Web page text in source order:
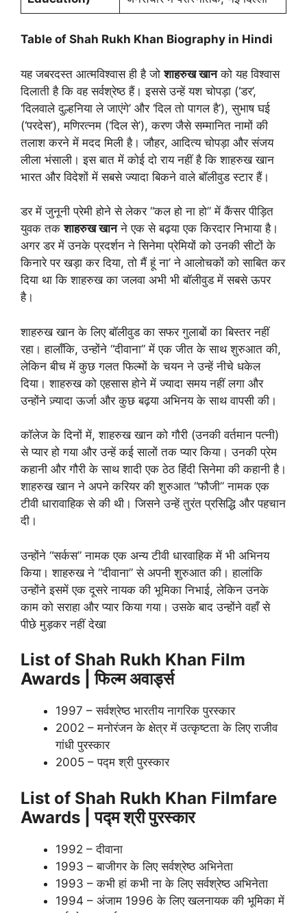
Table of Shah Rukh Khan Biography in Hindi
यह जबरदस्त आत्मविश्वास ही है जोशाहरुख खानको यह विश्वास
दिलाती है कि वह सर्वश्रेष्ठ हैं। इससे उन्हें यश चोपड़ा (‘डर’,
‘दिलवाले दुल्हनिया ले जाएंगे’ और ‘दिल तो पागल है’), सुभाष घई
(‘परदेस’), मणिरत्नम (‘दिल से’), करण जैसे सम्मानित नामों की
तलाश करने में मदद मिली है। जौहर, आदित्य चोपड़ा और संजय
लीला भंसाली। इस बात में कोई दो राय नहीं है कि शाहरुख खान
भारत और विदेशों में सबसे ज्यादा बिकने वाले बॉलीवुड स्टार हैं।
डर में जुनूनी प्रेमी होने से लेकर “कल हो ना हो” में कैंसर पीड़ित
युवक तकशाहरुख खानने एक से बढ़या एक किरदार निभाया है।
अगर डर में उनके प्रदर्शन ने सिनेमा प्रेमियों को उनकी सीटों के
किनारे पर खड़ा कर दिया, तो मैं हूं ना’ ने आलोचकों को साबित कर
दिया था कि शाहरुख का जलवा अभी भी बॉलीवुड में सबसे ऊपर
है।
शाहरुख खान के लिए बॉलीवुड का सफर गुलाबों का बिस्तर नहीं
रहा। हालाँकि, उन्होंने “दीवाना” में एक जीत के साथ शुरुआत की,
लेकिन बीच में कुछ गलत फिल्मों के चयन ने उन्हें नीचे धकेल
दिया। शाहरुख को एहसास होने में ज्यादा समय नहीं लगा और
उन्होंने ज़्यादा ऊर्जा और कुछ बढ़या अभिनय के साथ वापसी की।
कॉलेज के दिनों में, शाहरुख खान को गौरी (उनकी वर्तमान पत्नी)
से प्यार हो गया और उन्हें कई सालों तक प्यार किया। उनकी प्रेम
कहानी और गौरी के साथ शादी एक ठेठ हिंदी सिनेमा की कहानी है।
शाहरुख खान ने अपने करियर की शुरुआत “फौजी” नामक एक
टीवी धारावाहिक से की थी। जिसने उन्हें तुरंत प्रसिद्धि और पहचान
दी।
उन्होंने “सर्कस” नामक एक अन्य टीवी धारवाहिक में भी अभिनय
किया। शाहरुख ने “दीवाना” से अपनी शुरुआत की। हालांकि
उन्होंने इसमें एक दूसरे नायक की भूमिका निभाई, लेकिन उनके
काम को सराहा और प्यार किया गया। उसके बाद उन्होंने वहाँ से
पीछे मुड़कर नहीं देखा
List of Shah Rukh Khan Film
Awards | फिल्म अवार्ड्स
1997 – सर्वश्रेष्ठ भारतीय नागरिक पुरस्कार
2002 – मनोरंजन के क्षेत्र में उत्कृष्टता के लिए राजीव
गांधी पुरस्कार
2005 – पद्म श्री पुरस्कार
List of Shah Rukh Khan Filmfare
Awards | पद्म श्री पुरस्कार
1992 – दीवाना
1993 – बाजीगर के लिए सर्वश्रेष्ठ अभिनेता
1993 – कभी हां कभी ना के लिए सर्वश्रेष्ठ अभिनेता
1994 – अंजाम 1996 के लिए खलनायक की भूमिका में